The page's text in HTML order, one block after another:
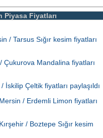
Piyasa Fiyatları
/ Tarsus Sığır kesim fiyatları
Çukurova Mandalina fiyatları
İskilip Çeltik fiyatları paylaşıldı
Mersin / Erdemli Limon fiyatları
Kırşehir / Boztepe Sığır kesim